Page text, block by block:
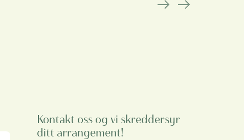
Kontakt oss og vi skreddersyr
ditt arrangement!